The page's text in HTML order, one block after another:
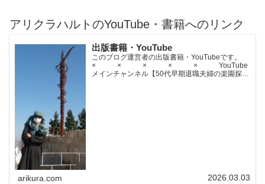
アリクラハルトのYouTube・書籍へのリンク
出版書籍・YouTube
このブログ運営者の出版書籍・YouTubeです。
× × × × × YouTube
メインチャンネル【50代早期退職夫婦の楽園探求
arikura.com 2026.03.03